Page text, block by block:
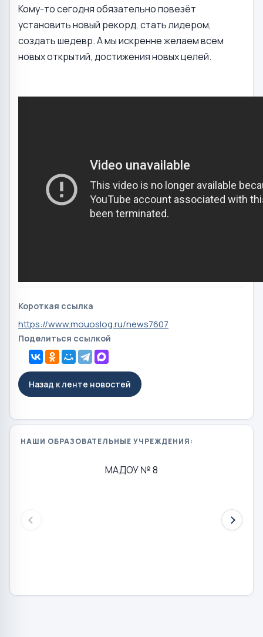
Кому-то сегодня обязательно повезёт
установить новый рекорд, стать лидером,
создать шедевр. А мы искренне желаем всем
новых открытий, достижения новых целей.
Короткая ссылка
https://www.mouoslog.ru/news7607
Поделиться ссылкой
Назад к ленте новостей
НАШИ ОБРАЗОВАТЕЛЬНЫЕ УЧРЕЖДЕНИЯ:
МАДОУ № 8